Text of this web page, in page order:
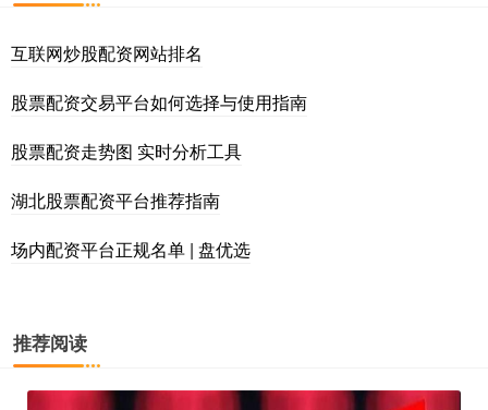
互联网炒股配资网站排名
股票配资交易平台如何选择与使用指南
股票配资走势图 实时分析工具
湖北股票配资平台推荐指南
场内配资平台正规名单 | 盘优选
推荐阅读